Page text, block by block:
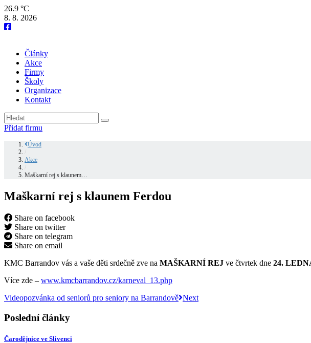
26.9 °C
8. 8. 2026
Články
Akce
Firmy
Školy
Organizace
Kontakt
Přidat firmu
Úvod
Akce
Maškarní rej s klaunem…
Maškarní rej s klaunem Ferdou
Share on facebook
Share on twitter
Share on telegram
Share on email
KMC Barrandov vás a vaše děti srdečně zve na MAŠKARNÍ REJ ve čtvrtek dne 24.
Více zde – www.kmcbarrandov.cz/karneval_13.php
Videopozvánka od seniorů pro seniory na Barrandově Next
Poslední články
Čarodějnice ve Slivenci